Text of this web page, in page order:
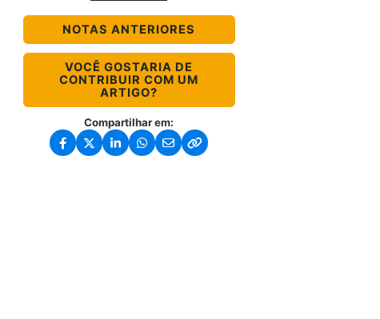
NOTAS ANTERIORES
VOCÊ GOSTARIA DE
CONTRIBUIR COM UM
ARTIGO?
Compartilhar em: